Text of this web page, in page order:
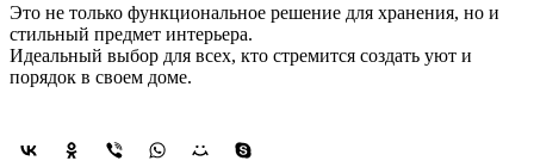
Это не только функциональное решение для хранения, но и
стильный предмет интерьера.
Идеальный выбор для всех, кто стремится создать уют и
порядок в своем доме.